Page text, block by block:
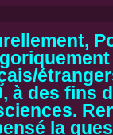
, à des fins
la